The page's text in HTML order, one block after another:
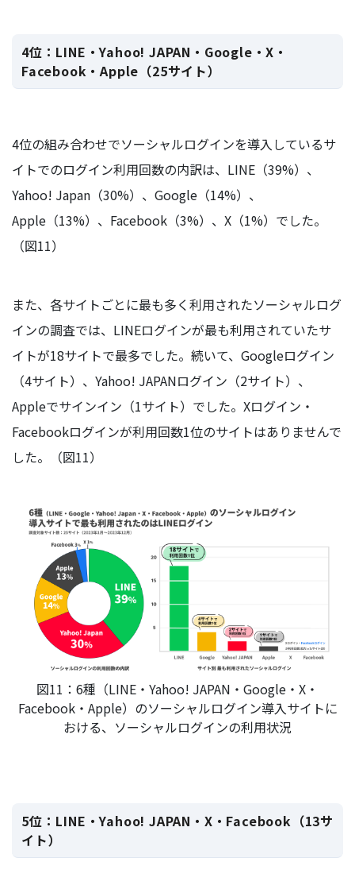
4位：LINE・Yahoo! JAPAN・Google・X・
Facebook・Apple（25サイト）
4位の組み合わせでソーシャルログインを導入しているサ
イトでのログイン利用回数の内訳は、LINE（39%）、
Yahoo! Japan（30%）、Google（14%）、
Apple（13%）、Facebook（3%）、X（1%）でした。
（図11）
また、各サイトごとに最も多く利用されたソーシャルログ
インの調査では、LINEログインが最も利用されていたサ
イトが18サイトで最多でした。続いて、Googleログイン
（4サイト）、Yahoo! JAPANログイン（2サイト）、
Appleでサインイン（1サイト）でした。Xログイン・
Facebookログインが利用回数1位のサイトはありませんで
した。（図11）
図11：6種（LINE・Yahoo! JAPAN・Google・X・
Facebook・Apple）のソーシャルログイン導入サイトに
おける、ソーシャルログインの利用状況
5位：LINE・Yahoo! JAPAN・X・Facebook（13サ
イト）